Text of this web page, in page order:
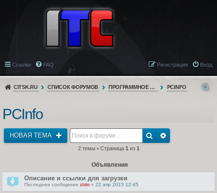
Ссылки FAQ Вход
Регистрация
CITSK.RU СПИСОК ФОРУМОВ ПРОГРАММНОЕ ОБЕСПЕЧЕНИЕ PCINFO
PCInfo
НОВАЯ ТЕМА
2 темы • Страница 1 из 1
Объявления
Описание и ссылки для загрузки
Последнее сообщение zldo « 22 апр 2015 12:45